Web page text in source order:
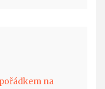
na